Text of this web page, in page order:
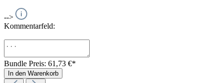
-->
Kommentarfeld:
Bundle Preis: 61,73 €*
In den Warenkorb